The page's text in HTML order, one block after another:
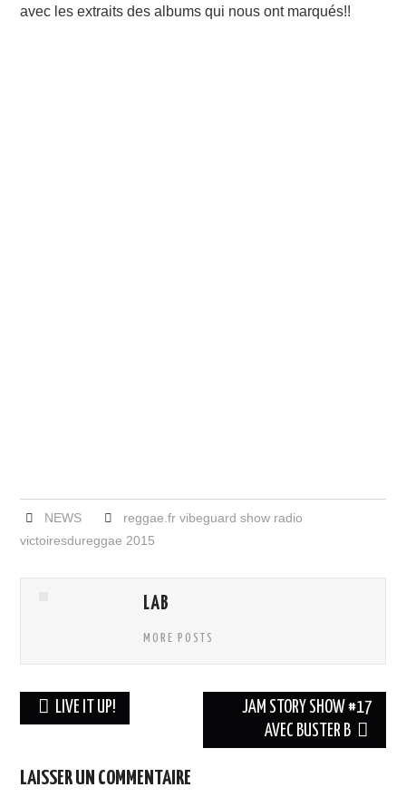
avec les extraits des albums qui nous ont marqués!!
NEWS
reggae.fr vibeguard show radio
victoiresdureggae 2015
LAB
MORE POSTS
Navigation
des
LIVE IT UP!
JAM STORY SHOW #17
AVEC BUSTER B
LAISSER UN COMMENTAIRE